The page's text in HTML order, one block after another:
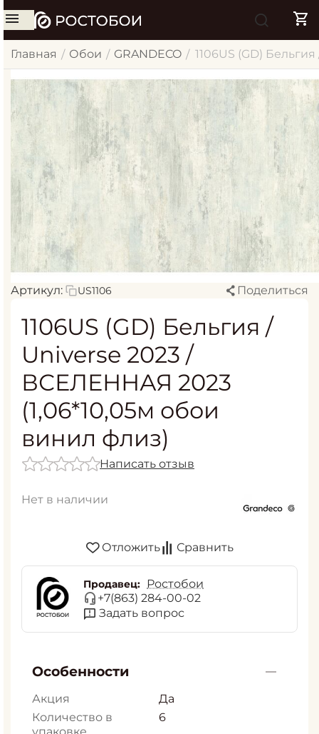
Главная / Обои / GRANDECO / 1106US (GD)
Артикул: US1106 Поделиться
1106US (GD) Бельгия /
Universe 2023 /
ВСЕЛЕННАЯ 2023
(1,06*10,05м обои
винил флиз)
Написать отзыв
Нет в наличии
Отложить Сравнить
Продавец:
Ростобои
+7(863) 284-00-02
Задать вопрос
Особенности
Акция
Да
Количество в
упаковке
6